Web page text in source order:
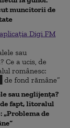
muncitorii de
Digi FM
sau neglijența?
de fapt, litoralul
„Problema de